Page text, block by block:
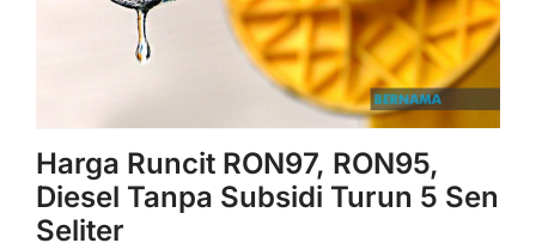
Harga Runcit RON97, RON95,
Diesel Tanpa Subsidi Turun 5 Sen
Seliter